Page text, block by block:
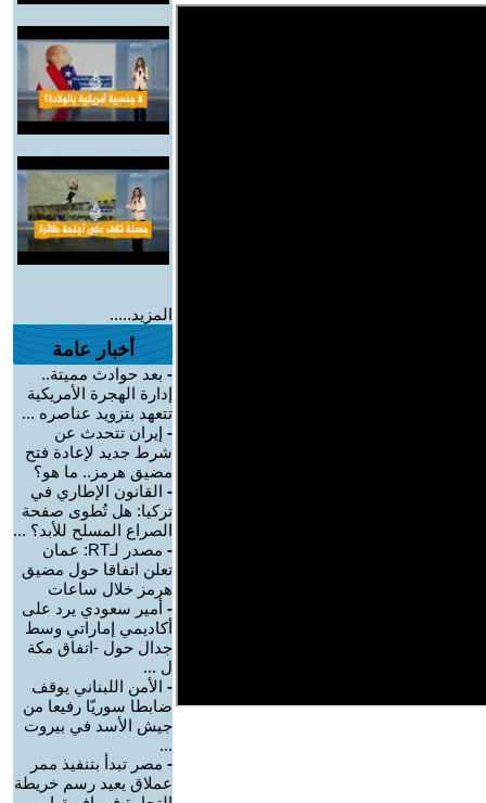
المزيد.....
أخبار عامة
- بعد حوادث مميتة..
إدارة الهجرة الأمريكية
تتعهد بتزويد عناصره ...
- إيران تتحدث عن
شرط جديد لإعادة فتح
مضيق هرمز.. ما هو؟
- القانون الإطاري في
تركيا: هل تُطوى صفحة
الصراع المسلح للأبد؟ ...
-
مصدر لـRT: عمان
تعلن اتفاقا حول مضيق
هرمز خلال ساعات
- أمير سعودي يرد على
أكاديمي إماراتي وسط
جدال حول -اتفاق مكة
ل ...
- الأمن اللبناني يوقف
ضابطا سوريّا رفيعا من
جيش الأسد في بيروت
...
- مصر تبدأ بتنفيذ ممر
عملاق يعيد رسم خريطة